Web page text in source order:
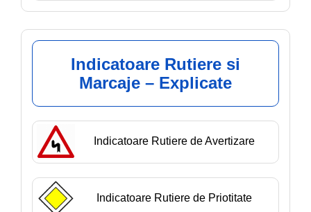
Indicatoare Rutiere si
Marcaje – Explicate
Indicatoare Rutiere de Avertizare
Indicatoare Rutiere de Priotitate